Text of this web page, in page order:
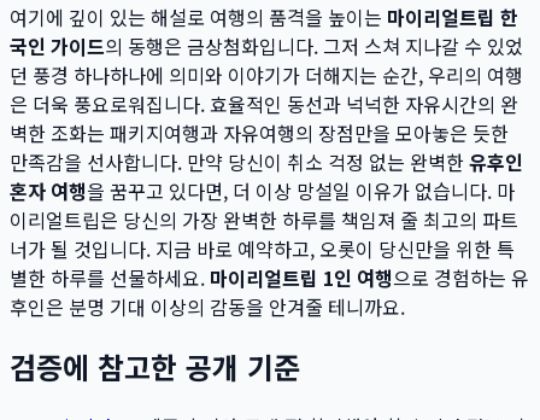
여기에 깊이 있는 해설로 여행의 품격을 높이는 마이리얼트립 한
국인 가이드의 동행은 금상첨화입니다. 그저 스쳐 지나갈 수 있었
던 풍경 하나하나에 의미와 이야기가 더해지는 순간, 우리의 여행
은 더욱 풍요로워집니다. 효율적인 동선과 넉넉한 자유시간의 완
벽한 조화는 패키지여행과 자유여행의 장점만을 모아놓은 듯한
만족감을 선사합니다. 만약 당신이 취소 걱정 없는 완벽한유후인
혼자 여행을 꿈꾸고 있다면, 더 이상 망설일 이유가 없습니다. 마
이리얼트립은 당신의 가장 완벽한 하루를 책임져 줄 최고의 파트
너가 될 것입니다. 지금 바로 예약하고, 오롯이 당신만을 위한 특
별한 하루를 선물하세요. 마이리얼트립 1인 여행으로 경험하는 유
후인은 분명 기대 이상의 감동을 안겨줄 테니까요.
검증에 참고한 공개 기준